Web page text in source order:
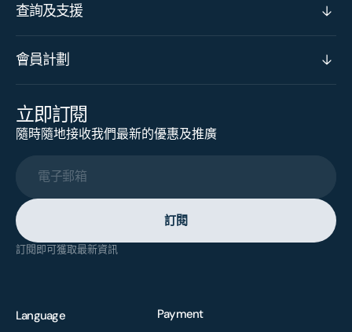
查詢及支援
會員計劃
立即訂閱
隨時隨地接收我們最新的優惠及推廣
電子郵箱
訂閱
訂閱即可獲取最新資訊
Language Payment